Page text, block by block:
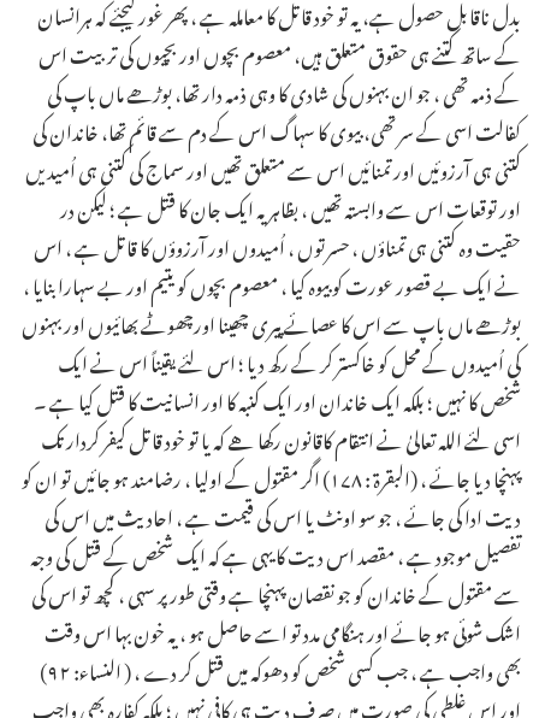
بدل ناقابل حصول ہے، یہ تو خود قاتل کا معاملہ ہے ، پھر غور کیجئے کہ ہرانسان
کے ساتھ کتنے ہی حقوق متعلق ہیں، معصوم بچوں اور بچیوں کی تربیت اس
کے ذمہ تھی ، جو ان بہنوں کی شادی کا وہی ذمہ دار تھا، بوڑھے ماں باپ کی
کفالت اسی کے سر تھی، بیوی کا سہاگ اس کے دم سے قائم تھا، خاندان کی
کتنی ہی آرزوئیں اور تمنائیں اس سے متعلق تھیں اور سماج کی کتنی ہی اُمیدیں
اور توقعات اس سے وابستہ تھیں ، بظاہر یہ ایک جان کا قتل ہے ؛ لیکن در
حقیت وہ کتنی ہی تمناؤں ، حسرتوں ، اُمیدوں اور آرزوؤں کا قاتل ہے ، اس
نے ایک بے قصور عورت کو بیوہ کیا ، معصوم بچوں کو یتیم اور بے سہارا بنایا ،
بوڑھے ماں باپ سے اس کا عصائے پیری چھینا اورچھوٹے بھائیوں اور بہنوں
کی اُمیدوں کے محل کو خاکستر کر کے رکھ دیا ؛ اس لئے یقیناً اس نے ایک
شخص کا نہیں ؛ بلکہ ایک خاندان اور ایک کنبہ کا اور انسانیت کا قتل کیا ہے ۔
اسی لئے اللہ تعالیٰ نے انتقام کاقانون رکھا هے کہ یا تو خود قاتل کیفر کردار تک
پہنچا دیا جائے ، (البقرۃ : ۱۷۸) اگر مقتول کے اولیا ، رضامند ہو جائیں تو ان کو
دیت ادا کی جائے ، جو سو اونٹ یا اس کی قیمت ہے ، احادیث میں اس کی
تفصیل موجود ہے ، مقصد اس دیت کا یہی ہے کہ ایک شخص کے قتل کی وجہ
سے مقتول کے خاندان کو جو نقصان پہنچا ہے وقتی طور پر سہی ، کچھ تو اس کی
اشک شوئی ہو جائے اور ہنگامی مدد تو اسے حاصل ہو ، یہ خون بہا اس وقت
بھی واجب ہے ، جب کسی شخص کو دھوکہ میں قتل کر دے ، ( النساء: ۹۲)
اور اس غلطی کی صورت میں صرف دیت ہی کافی نہیں ؛ بلکہ کفارہ بھی واجب